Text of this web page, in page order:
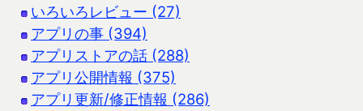
いろいろレビュー (27)
アプリの事 (394)
アプリストアの話 (288)
アプリ公開情報 (375)
アプリ更新/修正情報 (286)